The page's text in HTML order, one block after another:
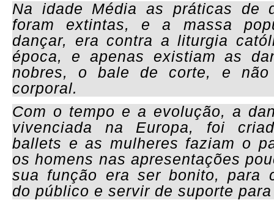
Na idade Média as práticas de
foram extintas, e a massa
dançar, era contra a liturgia
época, e apenas existiam as
nobres, o bale de corte, e
corporal.
Com o tempo e a evolução, a
vivenciada na Europa, foi
ballets e as mulheres faziam o
os homens nas apresentações
sua função era ser bonito, para
do público e servir de suporte